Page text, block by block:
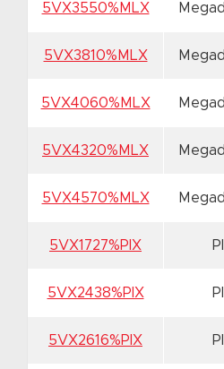
5VX3550%MLX
5VX3810%MLX
5VX4060%MLX
5VX4320%MLX
5VX4570%MLX
5VX1727%PIX
5VX2438%PIX
5VX2616%PIX